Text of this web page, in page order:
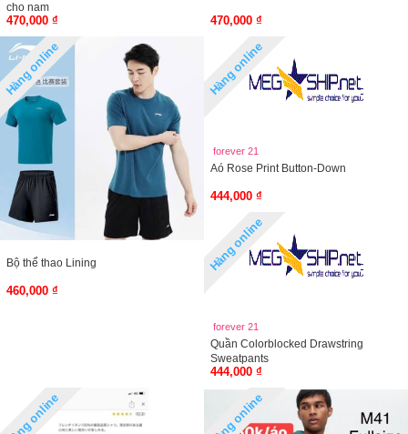
cho nam
470,000 ₫ 470,000 ₫
Hàng online
Bộ thể thao Lining
460,000 ₫
Hàng online
forever 21
Aó Rose Print Button-Down
444,000 ₫
Hàng online
forever 21
Quần Colorblocked Drawstring
Sweatpants
444,000 ₫
Hàng online Hàng online